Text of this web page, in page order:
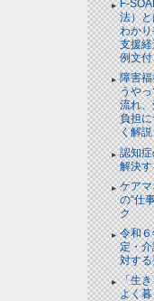
F-
法）と
わか
支援
例文
障害
うや
流れ
負担
く解説
認知
解決
ケア
の“仕
ク
令和
定・
対する
「生
よく